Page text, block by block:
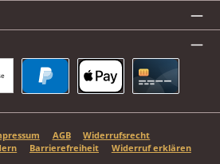
AGB
Widerrufsrecht
Barrierefreiheit Widerruf erklären